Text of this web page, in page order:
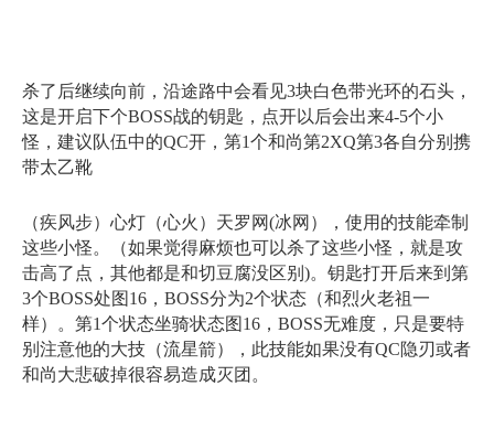
杀了后继续向前，沿途路中会看见3块白色带光环的石头，
这是开启下个BOSS战的钥匙，点开以后会出来4-5个小
怪，建议队伍中的QC开，第1个和尚第2XQ第3各自分别携
带太乙靴
（疾风步）心灯（心火）天罗网(冰网），使用的技能牵制
这些小怪。（如果觉得麻烦也可以杀了这些小怪，就是攻
击高了点，其他都是和切豆腐没区别)。钥匙打开后来到第
3个BOSS处图16，BOSS分为2个状态（和烈火老祖一
样）。第1个状态坐骑状态图16，BOSS无难度，只是要特
别注意他的大技（流星箭），此技能如果没有QC隐刃或者
和尚大悲破掉很容易造成灭团。